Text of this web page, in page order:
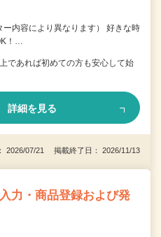
内容により異なります） 好きな時
！…
であれば初めての方も安心して始
詳細を見る
2026/07/21 掲載終了日： 2026/11/13
力・商品登録および発